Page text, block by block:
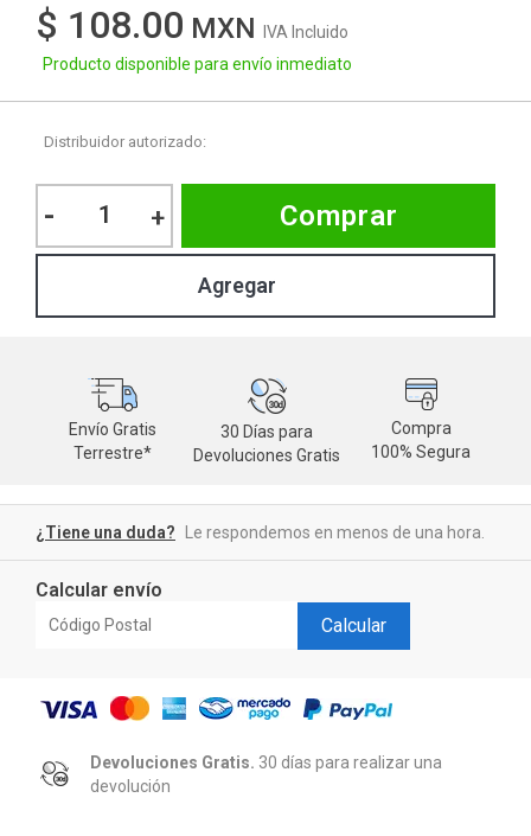
$ 108.00
IVA Incluido
Producto disponible para envío inmediato
Distribuidor autorizado:
- + Comprar
Envío Gratis
Terrestre*
30 Días para
Devoluciones Gratis
Compra
100% Segura
¿Tiene una duda? Le respondemos en menos de una hora.
Calcular envío
Calcular
Devoluciones Gratis. 30 días para realizar una
devolución